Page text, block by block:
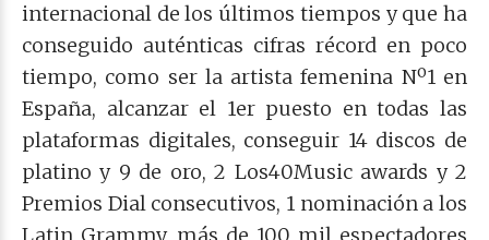
internacional de los últimos tiempos y que ha
conseguido auténticas cifras récord en poco
tiempo, como ser la artista femenina Nº1 en
España, alcanzar el 1er puesto en todas las
plataformas digitales, conseguir 14 discos de
platino y 9 de oro, 2 Los40Music awards y 2
Premios Dial consecutivos, 1 nominación a los